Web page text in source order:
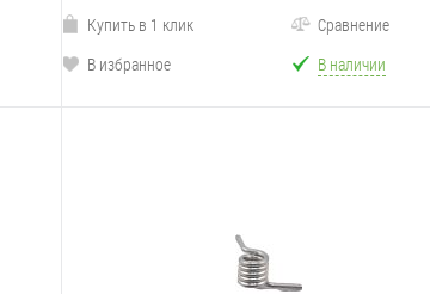
Купить в 1 клик
Сравнение
В избранное
В наличии